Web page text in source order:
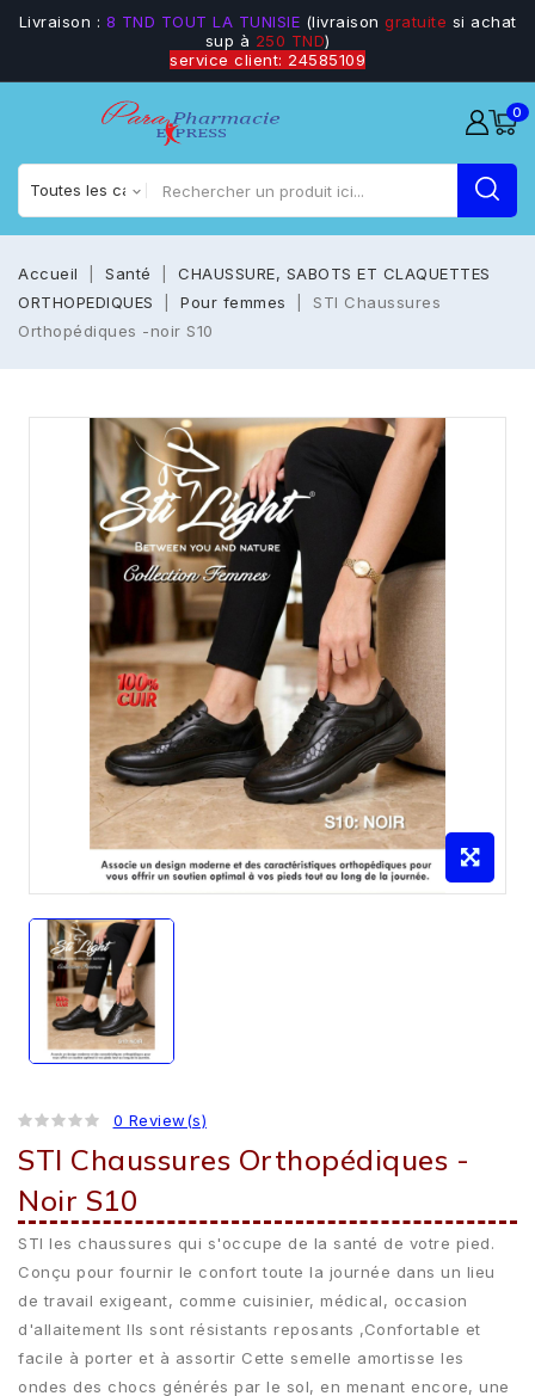
Livraison : 8 TND TOUT LA TUNISIE (livraison gratuite si achat
sup à 250 TND)
service client: 24585109
0
Accueil Santé
CHAUSSURE, SABOTS ET CLAQUETTES
ORTHOPEDIQUES
Pour femmes
STI Chaussures
Orthopédiques -noir S10
0 Review(s)
STI Chaussures Orthopédiques -
Noir S10
STI les chaussures qui s'occupe de la santé de votre pied.
Conçu pour fournir le confort toute la journée dans un lieu
de travail exigeant, comme cuisinier, médical, occasion
d'allaitement Ils sont résistants reposants ,Confortable et
facile à porter et à assortir Cette semelle amortisse les
ondes des chocs générés par le sol, en menant encore, une